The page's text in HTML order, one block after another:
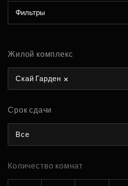
Фильтры
Жилой комплекс
Скай Гарден
Срок сдачи
Все
Количество комнат